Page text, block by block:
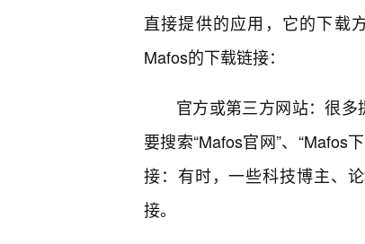
直接提供的应用，它的下载
Mafos的下载链接：
官方或第三方网站：很
要搜索“Mafos官网”、“Mafos
接：有时，一些科技博主、
接。